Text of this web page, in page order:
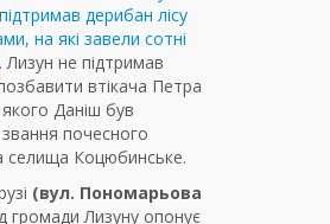
дерибан лісу
на які завели сотні
Лизун не підтримав
втікача Петра
Даніш був
почесного
селища Коцюбинське.
(вул. Пономарьова
громади Лизуну опонує